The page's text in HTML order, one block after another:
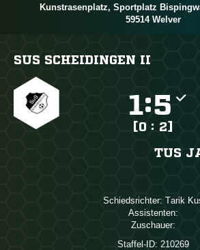
Kunstrasenplatz, Sportplatz
59514 Welver
SUS SCHEIDINGEN II
:
[0 : 2]
TUS
Schiedsrichter: 
Assistenten:
Zuschauer:
Staffel-ID: 210269